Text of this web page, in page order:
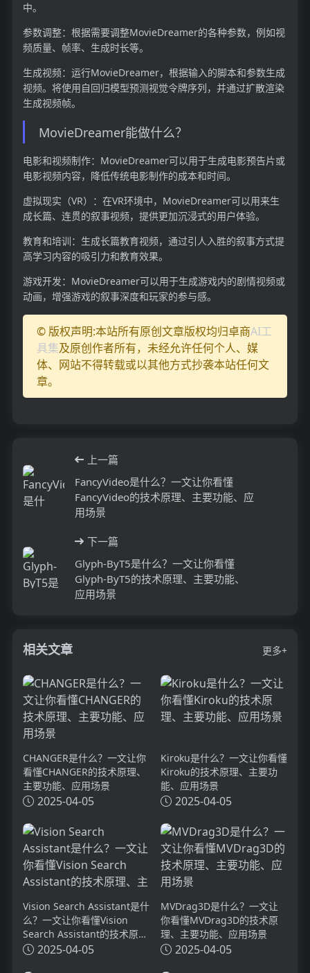
中。
参数调整：根据需要调整MovieDreamer的各种参数，例如视
频质量、帧率、生成时长等。
生成视频：运行MovieDreamer，根据输入的脚本和参数生成
视频。将使用自回归模型预测视觉令牌序列，并通过扩散渲染
生成视频帧。
MovieDreamer能做什么？
电影和视频制作：MovieDreamer可以用于生成电影预告片或
电影视频内容，降低传统电影制作的成本和时间。
虚拟现实（VR）：在VR环境中，MovieDreamer可以用来生
成长篇、连贯的叙事视频，提供更加沉浸式的用户体验。
教育和培训：生成长篇教育视频，通过引人入胜的叙事方式提
高学习内容的吸引力和教育效果。
游戏开发：MovieDreamer可以用于生成游戏内的剧情视频或
动画，增强游戏的叙事深度和玩家的参与感。
© 版权声明:本站所有原创文章版权均归卓商AI工
具集及原创作者所有，未经允许任何个人、媒
体、网站不得转载或以其他方式抄袭本站任何文
章。
上一篇
FancyVideo是什么？一文让你看懂
FancyVideo的技术原理、主要功能、应
用场景
下一篇
Glyph-ByT5是什么？一文让你看懂
Glyph-ByT5的技术原理、主要功能、
应用场景
相关文章 更多+
CHANGER是什么？一文让你
看懂CHANGER的技术原理、
主要功能、应用场景
2025-04-05
Kiroku是什么？一文让你看懂
Kiroku的技术原理、主要功
能、应用场景
2025-04-05
Vision Search Assistant是什
么？一文让你看懂Vision
Search Assistant的技术原
理、主要功能、应用场景
2025-04-05
MVDrag3D是什么？一文让
你看懂MVDrag3D的技术原
理、主要功能、应用场景
2025-04-05